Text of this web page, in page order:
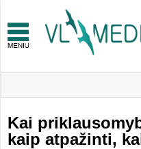
Kai
kaip atpažinti,